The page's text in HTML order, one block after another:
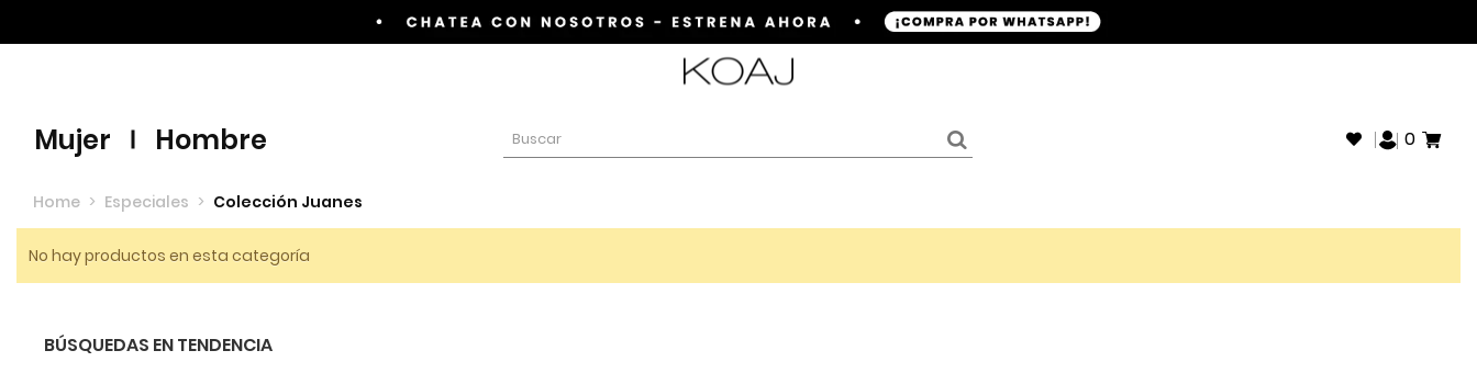
mujer hombre 0
Home > Especiales > Colección Juanes
No hay productos en esta categoría
BÚSQUEDAS EN TENDENCIA